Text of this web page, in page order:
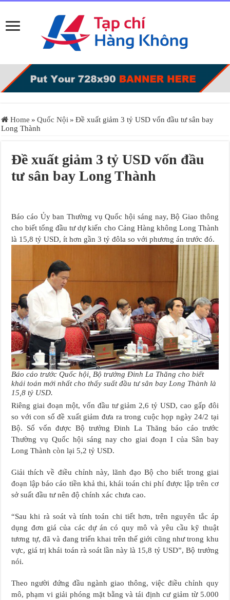
Home » Quốc Nội » Đề xuất giảm 3 tỷ USD vốn đầu tư sân bay
Long Thành
Đề xuất giảm 3 tỷ USD vốn đầu
tư sân bay Long Thành
Báo cáo Ủy ban Thường vụ Quốc hội sáng nay, Bộ Giao thông
cho biết tổng đầu tư dự kiến cho Cảng Hàng không Long Thành
là 15,8 tỷ USD, ít hơn gần 3 tỷ đôla so với phương án trước đó.
Báo cáo trước Quốc hội, Bộ trưởng Đinh La Thăng cho biết
khái toán mới nhất cho thấy suất đầu tư sân bay Long Thành là
15,8 tỷ USD.
Riêng giai đoạn một, vốn đầu tư giảm 2,6 tỷ USD, cao gấp đôi
so với con số đề xuất giảm đưa ra trong cuộc họp ngày 24/2 tại
Bộ. Số vốn được Bộ trưởng Đinh La Thăng báo cáo trước
Thường vụ Quốc hội sáng nay cho giai đoạn I của Sân bay
Long Thành còn lại 5,2 tỷ USD.
Giải thích về điều chỉnh này, lãnh đạo Bộ cho biết trong giai
đoạn lập báo cáo tiền khả thi, khái toán chi phí được lập trên cơ
sở suất đầu tư nên độ chính xác chưa cao.
“Sau khi rà soát và tính toán chi tiết hơn, trên nguyên tắc áp
dụng đơn giá của các dự án có quy mô và yêu cầu kỹ thuật
tương tự, đã và đang triển khai trên thế giới cũng như trong khu
vực, giá trị khái toán rà soát lần này là 15,8 tỷ USD”, Bộ trưởng
nói.
Theo người đứng đầu ngành giao thông, việc điều chỉnh quy
mô, phạm vi giải phóng mặt bằng và tái định cư giảm từ 5.000